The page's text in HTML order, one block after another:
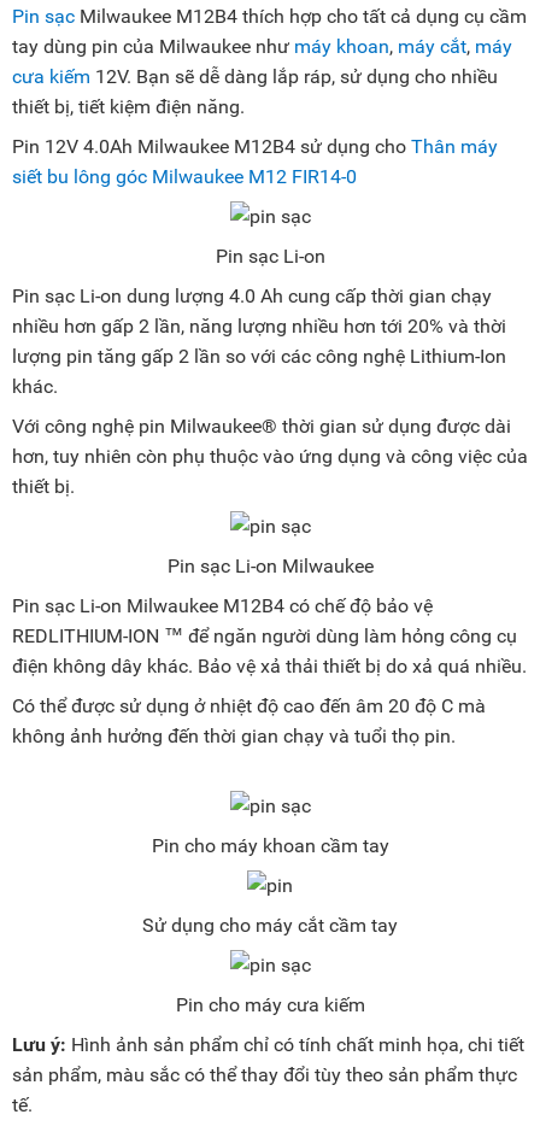
Pin sạc Milwaukee M12B4 thích hợp cho tất cả dụng cụ cầm
tay dùng pin của Milwaukee như máy khoan, máy cắt, máy
cưa kiếm 12V. Bạn sẽ dễ dàng lắp ráp, sử dụng cho nhiều
thiết bị, tiết kiệm điện năng.
Pin 12V 4.0Ah Milwaukee M12B4 sử dụng cho Thân máy
siết bu lông góc Milwaukee M12 FIR14-0
Pin sạc Li-on
Pin sạc Li-on dung lượng 4.0 Ah cung cấp thời gian chạy
nhiều hơn gấp 2 lần, năng lượng nhiều hơn tới 20% và thời
lượng pin tăng gấp 2 lần so với các công nghệ Lithium-Ion
khác.
Với công nghệ pin Milwaukee® thời gian sử dụng được dài
hơn, tuy nhiên còn phụ thuộc vào ứng dụng và công việc của
thiết bị.
Pin sạc Li-on Milwaukee
Pin sạc Li-on Milwaukee M12B4 có chế độ bảo vệ
REDLITHIUM-ION ™ để ngăn người dùng làm hỏng công cụ
điện không dây khác. Bảo vệ xả thải thiết bị do xả quá nhiều.
Có thể được sử dụng ở nhiệt độ cao đến âm 20 độ C mà
không ảnh hưởng đến thời gian chạy và tuổi thọ pin.
Pin cho máy khoan cầm tay
Sử dụng cho máy cắt cầm tay
Pin cho máy cưa kiếm
Lưu ý: Hình ảnh sản phẩm chỉ có tính chất minh họa, chi tiết
sản phẩm, màu sắc có thể thay đổi tùy theo sản phẩm thực
tế.